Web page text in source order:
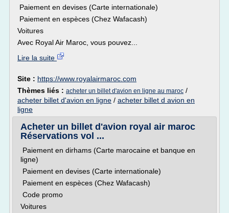
Paiement en devises (Carte internationale)
Paiement en espèces (Chez Wafacash)
Voitures
Avec Royal Air Maroc, vous pouvez...
Lire la suite
Site : https://www.royalairmaroc.com
Thèmes liés : acheter un billet d'avion en ligne au maroc /
acheter billet d'avion en ligne / acheter billet d avion en
ligne
Acheter un billet d'avion royal air maroc
Réservations vol ...
Paiement en dirhams (Carte marocaine et banque en
ligne)
Paiement en devises (Carte internationale)
Paiement en espèces (Chez Wafacash)
Code promo
Voitures